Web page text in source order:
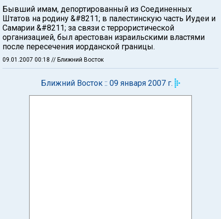
Бывший имам, депортированный из Соединенных
Штатов на родину &#8211; в палестинскую часть Иудеи и
Самарии &#8211; за связи с террористической
организацией, был арестован израильскими властями
после пересечения иорданской границы.
09.01.2007 00:18 // Ближний Восток
Ближний Восток :: 09 января 2007 г.